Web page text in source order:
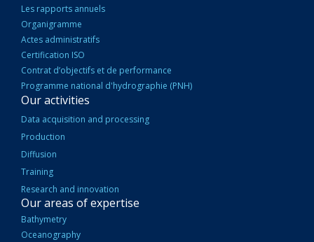
Les rapports annuels
Organigramme
Actes administratifs
Certification ISO
Contrat d’objectifs et de performance
Programme national d'hydrographie (PNH)
Our activities
Data acquisition and processing
Production
Diffusion
Training
Research and innovation
Our areas of expertise
Bathymetry
Oceanography